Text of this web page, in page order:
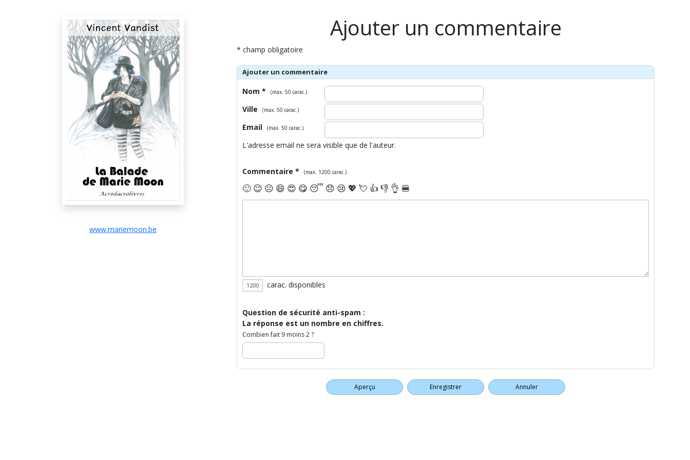
www.mariemoon.be
Ajouter un commentaire
* champ obligatoire
Ajouter un commentaire
Nom * (max. 50 carac.)
Ville (max. 50 carac.)
Email (max. 50 carac.)
L'adresse email ne sera visible que de l'auteur.
Commentaire * (max. 1200 carac.)
🙂 😉 😐 😄 😍 😋 😴 😞 😢 💖💘 👍 👎 👌 🍔
carac. disponibles
Question de sécurité anti-spam :
La réponse est un nombre en chiffres.
Combien fait 9 moins 2 ?